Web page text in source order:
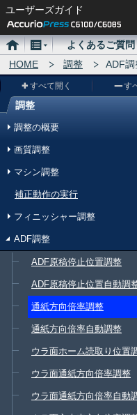
ユーザーズガイド
ホ
ー
メ
ニ
ュ
ー
よくあるご質問
HOME
調整 ADF調
メ
ー
調整
すべて開く す
調整の概要
画質調整
マシン調整
補正動作の実行
フィニッシャー調整
ADF調整
ADF原稿停止位置調整
ADF原稿停止位置自動調
通紙方向倍率調整
通紙方向倍率自動調整
ウラ面ホーム読取り位置
ウラ面通紙方向倍率調整
ウラ面通紙方向倍率自動